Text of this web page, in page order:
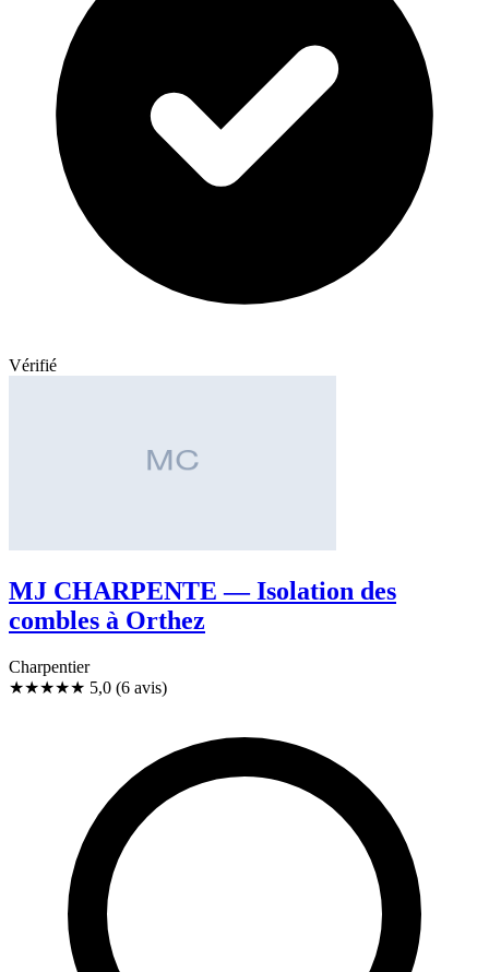
Vérifié
MJ CHARPENTE — Isolation des
combles à Orthez
Charpentier
★★★★★ 5,0 (6 avis)